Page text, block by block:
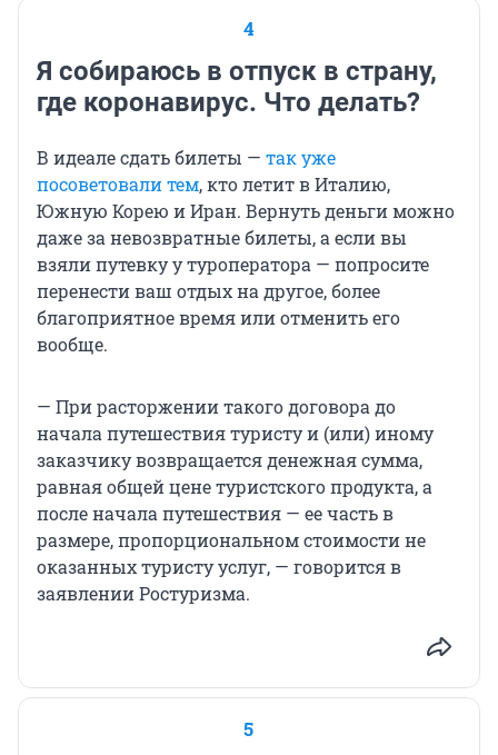
4
Я собираюсь в отпуск в страну,
где коронавирус. Что делать?
В идеале сдать билеты — так уже
посоветовали тем, кто летит в Италию,
Южную Корею и Иран. Вернуть деньги можно
даже за невозвратные билеты, а если вы
взяли путевку у туроператора — попросите
перенести ваш отдых на другое, более
благоприятное время или отменить его
вообще.
— При расторжении такого договора до
начала путешествия туристу и (или) иному
заказчику возвращается денежная сумма,
равная общей цене туристского продукта, а
после начала путешествия — ее часть в
размере, пропорциональном стоимости не
оказанных туристу услуг, — говорится в
заявлении Ростуризма.
5